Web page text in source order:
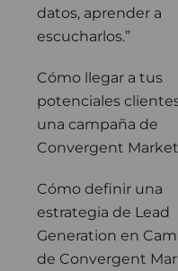
datos, aprender a
escucharlos.”
Cómo llegar a tus
potenciales
una campaña de
Convergent
Cómo definir una
estrategia de Lead
Generation en
de Convergent